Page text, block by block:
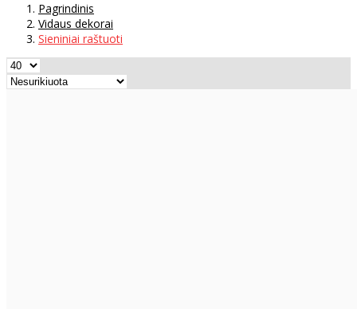
Pagrindinis
Vidaus dekorai
Sieniniai raštuoti